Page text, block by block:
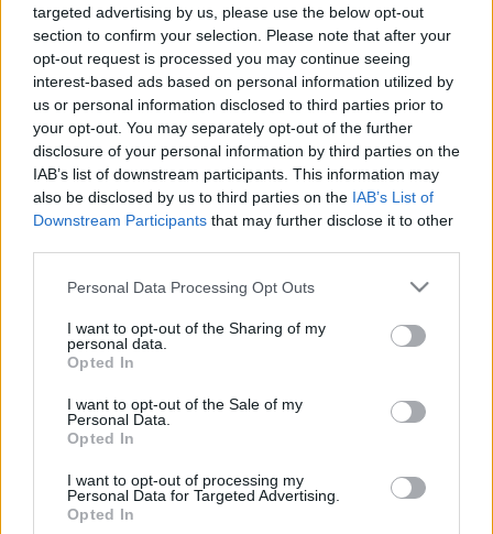
targeted advertising by us, please use the below opt-out
section to confirm your selection. Please note that after your
opt-out request is processed you may continue seeing
interest-based ads based on personal information utilized by
us or personal information disclosed to third parties prior to
your opt-out. You may separately opt-out of the further
disclosure of your personal information by third parties on the
IAB’s list of downstream participants. This information may
also be disclosed by us to third parties on the IAB’s List of
Downstream Participants that may further disclose it to other
Please note that this website/app uses one or more Google
not limited to your visit or usage behaviour. You may click to
grant or deny consent to Google and its third-party tags to
use your data for below specified purposes in below Google
consent section.
Personal Data Processing Opt Outs
I want to opt-out of the Sharing of my
personal data.
Opted In
I want to opt-out of the Sale of my
Personal Data.
Opted In
I want to opt-out of processing my
Personal Data for Targeted Advertising.
Opted In
Punteggi migliori
Oggi
Questa
Questo mese
Sarai tu? ACCEDI